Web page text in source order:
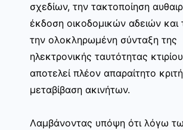
σχεδίων, την τακτοποίηση
έκδοση οικοδομικών αδειών και
την ολοκληρωμένη σύνταξη της
ηλεκτρονικής ταυτότητας
αποτελεί πλέον απαραίτητο
μεταβίβαση ακινήτων.
Λαμβάνοντας υπόψη ότι λόγω